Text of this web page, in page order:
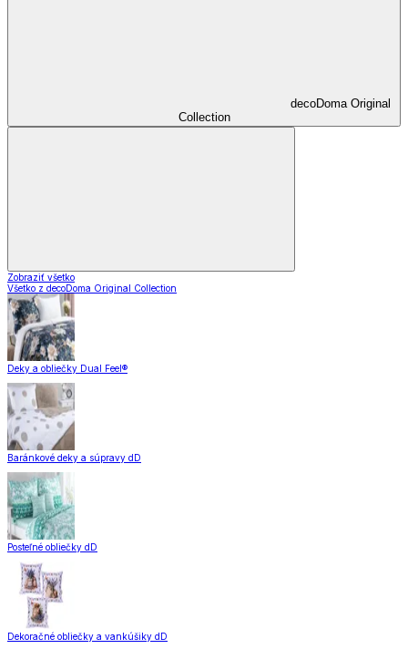
decoDoma Original
Collection
Zobraziť všetko
Všetko z decoDoma Original Collection
Deky a obliečky Dual Feel®
Baránkové deky a súpravy dD
Posteľné obliečky dD
Dekoračné obliečky a vankúšiky dD